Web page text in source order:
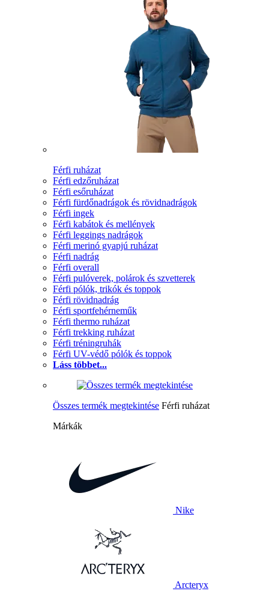
Férfi ruházat
Férfi edzőruházat
Férfi esőruházat
Férfi fürdőnadrágok és rövidnadrágok
Férfi ingek
Férfi kabátok és mellények
Férfi leggings nadrágok
Férfi merinó gyapjú ruházat
Férfi nadrág
Férfi overall
Férfi pulóverek, polárok és szvetterek
Férfi pólók, trikók és toppok
Férfi rövidnadrág
Férfi sportfehérneműk
Férfi thermo ruházat
Férfi trekking ruházat
Férfi tréningruhák
Férfi UV-védő pólók és toppok
Láss többet...
Összes termék megtekintése Férfi ruházat
Márkák
Nike
Arcteryx